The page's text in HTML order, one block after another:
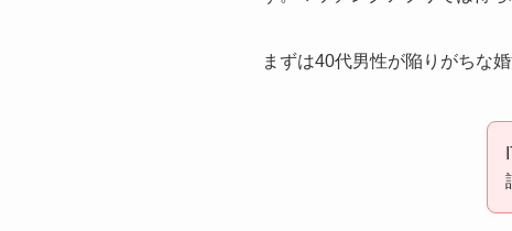
まずは40代男性が陥りがちな